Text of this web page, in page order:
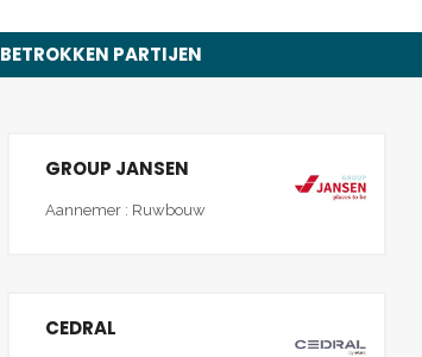
BETROKKEN PARTIJEN
GROUP JANSEN
Aannemer : Ruwbouw
CEDRAL